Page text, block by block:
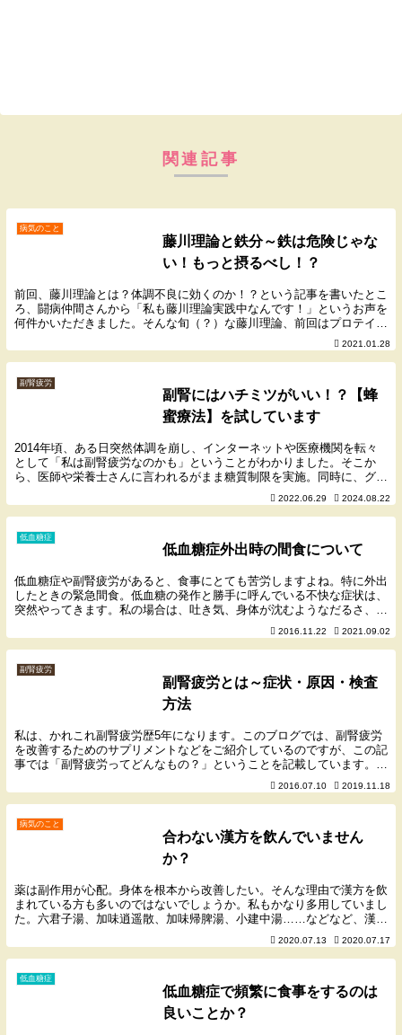
関連記事
病気のこと
藤川理論と鉄分～鉄は危険じゃな
い！もっと摂るべし！？
前回、藤川理論とは？体調不良に効くのか！？という記事を書いたとこ
ろ、闘病仲間さんから「私も藤川理論実践中なんです！」というお声を
何件かいただきました。そんな旬（？）な藤川理論、前回はプロテイン
2021.01.28
副腎疲労
副腎にはハチミツがいい！？【蜂
蜜療法】を試しています
2014年頃、ある日突然体調を崩し、インターネットや医療機関を転々
として「私は副腎疲労なのかも」ということがわかりました。そこか
ら、医師や栄養士さんに言われるがまま糖質制限を実施。同時に、グル
テンフリー・カゼインフリー食、高タンパク質食、カ...2022.06.29 2024.08.22
低血糖症
低血糖症外出時の間食について
低血糖症や副腎疲労があると、食事にとても苦労しますよね。特に外出
したときの緊急間食。低血糖の発作と勝手に呼んでいる不快な症状は、
突然やってきます。私の場合は、吐き気、身体が沈むようなだるさ、不
安感、背筋のゾクゾク、フラフラする…などの症状が...2016.11.22 2021.09.02
副腎疲労
副腎疲労とは～症状・原因・検査
方法
私は、かれこれ副腎疲労歴5年になります。このブログでは、副腎疲労
を改善するためのサプリメントなどをご紹介しているのですが、この記
事では「副腎疲労ってどんなもの？」ということを記載しています。副
腎疲労は、うつ病や自律神経失調症、低血糖症などと...2016.07.10 2019.11.18
病気のこと
合わない漢方を飲んでいません
か？
薬は副作用が心配。身体を根本から改善したい。そんな理由で漢方を飲
まれている方も多いのではないでしょうか。私もかなり多用していまし
た。六君子湯、加味逍遥散、加味帰脾湯、小建中湯……などなど、漢方
内科で処方してもらい飲んでいた時期があります。薬...2020.07.13 2020.07.17
低血糖症
低血糖症で頻繁に食事をするのは
良いことか？